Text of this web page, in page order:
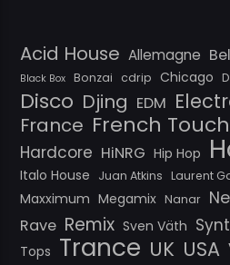
Acid House Allemagne
Black Box Bonzai cdrip Chicago
Disco Djing EDM
France French Touch
Hardcore HiNRG Hip Hop
Italo House Juan Atkins Laurent
Maxximum Megamix Nanar
Rave Remix Sven Väth
Tops Trance UK USA